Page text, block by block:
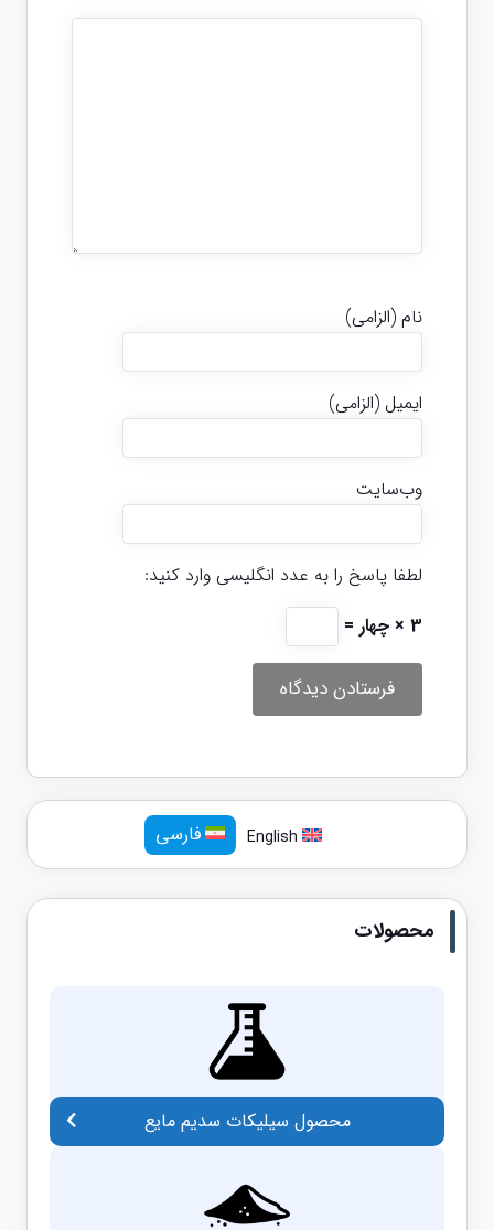
نام (الزامی)
ایمیل (الزامی)
وب‌سایت
لطفا پاسخ را به عدد انگلیسی وارد کنید:
3 × چهار =
English فارسی
محصولات
محصول سیلیکات سدیم مایع